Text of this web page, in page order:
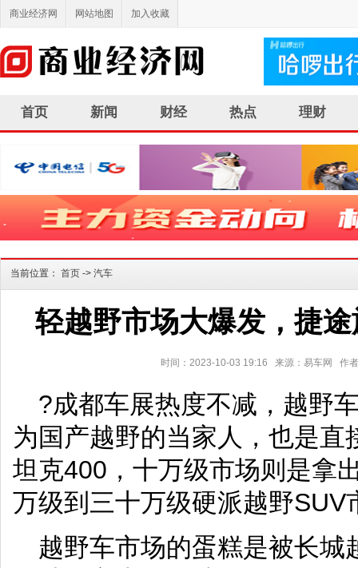
商业经济网 网站地图 加入收藏
首页 新闻 财经 热点 理财
当前位置： 首页 -> 汽车
轻越野市场大爆发，捷
时间：2023-10-03 19:16 来源：易车网
?成都车展热度不减，越野
为国产越野的当家人，也是直
坦克400，十万级市场则是拿
万级到三十万级硬派越野SUV
越野车市场的蛋糕是被长城